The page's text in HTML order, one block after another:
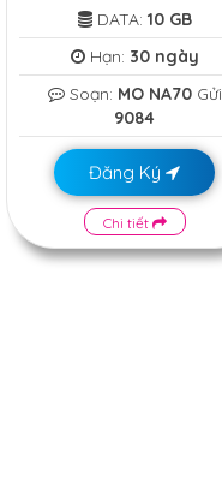
DATA: 10 GB
Hạn: 30 ngày
Soạn: MO NA70Gửi
9084
Đăng Ký
Chi tiết